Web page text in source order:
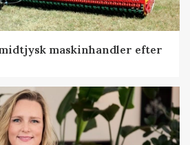
maskinhandler efter